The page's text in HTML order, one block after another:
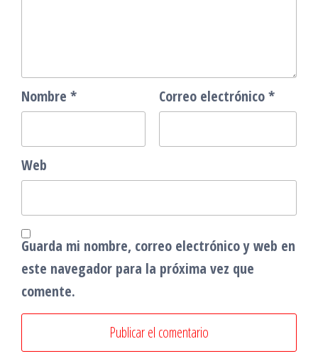
Nombre * Correo electrónico*
Web
Guarda mi nombre, correo electrónico y web en
este navegador para la próxima vez que
comente.